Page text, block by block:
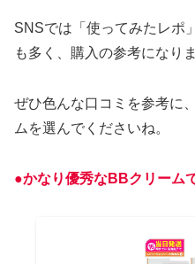
SNSでは「使ってみたレポ
も多く、購入の参考になりま
ぜひ色んな口コミを参考に
ムを選んでくださいね。
●かなり優秀なBBクリーム